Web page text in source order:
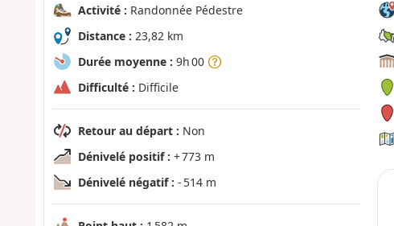
Activité : Randonnée Pédestre
Distance : 23,82 km
Durée moyenne : 9h 00
Difficulté : Difficile
Retour au départ : Non
Dénivelé positif : + 773 m
Dénivelé négatif : - 514 m